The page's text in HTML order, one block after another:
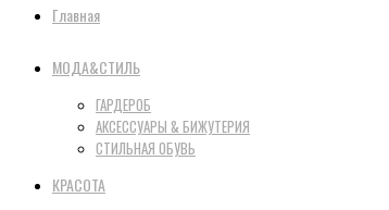
Главная
МОДА&СТИЛЬ
ГАРДЕРОБ
АКСЕССУАРЫ & БИЖУТЕРИЯ
СТИЛЬНАЯ ОБУВЬ
КРАСОТА